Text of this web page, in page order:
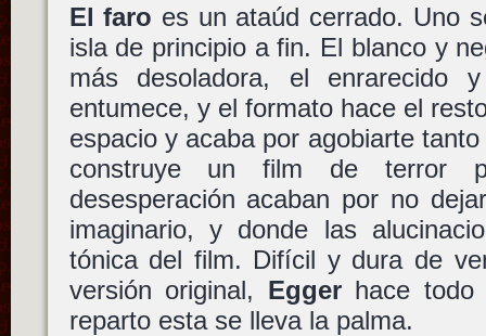
El faro es un ataúd cerrado. Uno
isla de principio a fin. El blanco y
más desoladora, el enrarecido
entumece, y el formato hace el
espacio y acaba por agobiarte
construye un film de terror
desesperación acaban por no
imaginario, y donde las
tónica del film. Difícil y dura de
versión original, Eggerhace todo
reparto esta se lleva la palma.